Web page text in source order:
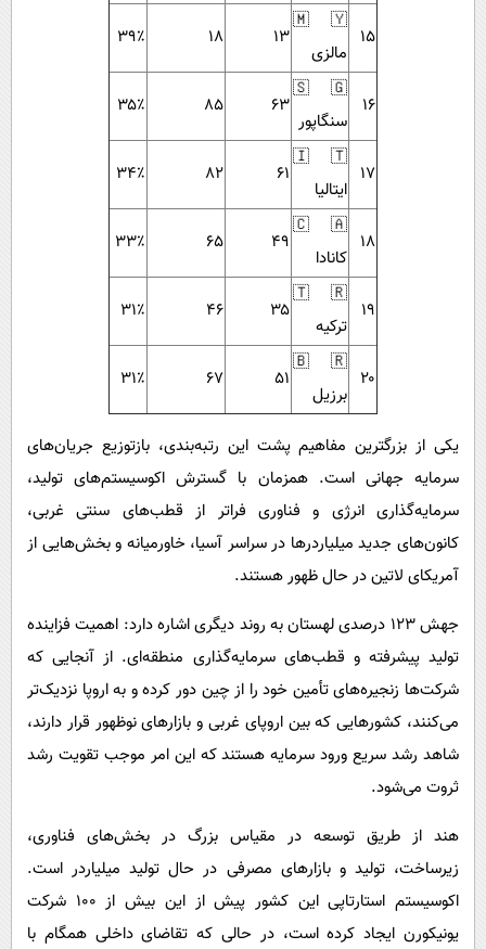
۱۵
🇲🇾
مالزی
۱۳ ۱۸ ۳۹٪
۱۶
🇸🇬
سنگاپور
۶۳ ۸۵ ۳۵٪
۱۷
🇮🇹
ایتالیا
۶۱ ۸۲ ۳۴٪
۱۸
🇨🇦
کانادا
۴۹ ۶۵ ۳۳٪
۱۹
🇹🇷
ترکیه
۳۵ ۴۶ ۳۱٪
۲۰
🇧🇷
برزیل
۵۱ ۶۷ ۳۱٪
یکی از بزرگترین مفاهیم پشت این رتبه‌بندی، بازتوزیع جریان‌های
سرمایه جهانی است. همزمان با گسترش اکوسیستم‌های تولید،
سرمایه‌گذاری انرژی و فناوری فراتر از قطب‌های سنتی غربی،
کانون‌های جدید میلیاردرها در سراسر آسیا، خاورمیانه و بخش‌هایی از
آمریکای لاتین در حال ظهور هستند.
جهش ۱۲۳ درصدی لهستان به روند دیگری اشاره دارد: اهمیت فزاینده
تولید پیشرفته و قطب‌های سرمایه‌گذاری منطقه‌ای. از آنجایی که
شرکت‌ها زنجیره‌های تأمین خود را از چین دور کرده و به اروپا نزدیک‌تر
می‌کنند، کشورهایی که بین اروپای غربی و بازارهای نوظهور قرار دارند،
شاهد رشد سریع ورود سرمایه هستند که این امر موجب تقویت رشد
ثروت می‌شود.
هند از طریق توسعه در مقیاس بزرگ در بخش‌های فناوری،
زیرساخت، تولید و بازارهای مصرفی در حال تولید میلیاردر است.
اکوسیستم استارتاپی این کشور پیش از این بیش از ۱۰۰ شرکت
یونیکورن ایجاد کرده است، در حالی که تقاضای داخلی همگام با